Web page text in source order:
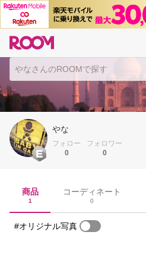
やな
フォロー
0
フォロワー
0
商品
1
コーディネート
0
#オリジナル写真